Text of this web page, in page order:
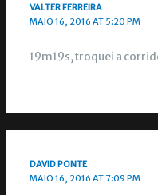
VALTER FERREIRA
MAIO 16, 2016 AT 5:20 PM
19m19s, troquei a
DAVID PONTE
MAIO 16, 2016 AT 7:09 PM